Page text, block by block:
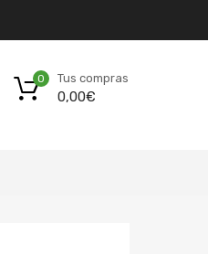
Tus compras
0,00€
0